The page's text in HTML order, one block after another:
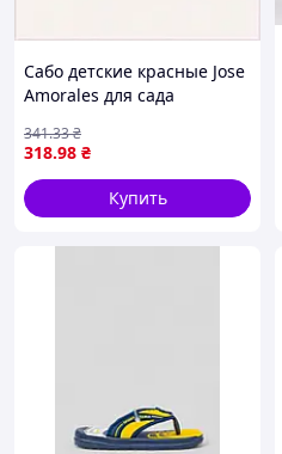
Сабо детские красные Jose
Amorales для сада
318.98 ₴
341.33₴
Купить